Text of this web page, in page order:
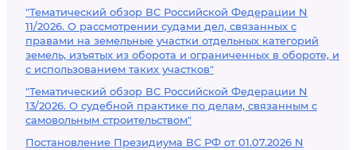
"Тематический обзор ВС Российской Федерации N
11/2026. О рассмотрении судами дел, связанных с
правами на земельные участки отдельных категорий
земель, изъятых из оборота и ограниченных в обороте, и
с использованием таких участков"
"Тематический обзор ВС Российской Федерации N
13/2026. О судебной практике по делам, связанным с
самовольным строительством"
Постановление Президиума ВС РФ от 01.07.2026 N